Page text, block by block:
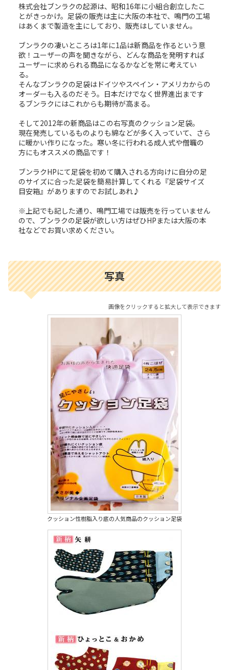
株式会社ブンラクの起源は、昭和16年に小組合創立したこ
とがきっかけ。足袋の販売は主に大阪の本社で、鳴門の工場
はあくまで製造を主にしており、販売はしていません。
ブンラクの凄いところは1年に1品は新商品を作るという意
欲！ユーザーの声を聞きながら、どんな商品を発明すれば
ユーザーに求められる商品になるかなどを常に考えてい
る。
そんなブンラクの足袋はドイツやスペイン・アメリカからの
オーダーも入るのだそう。日本だけでなく世界進出まです
るブンラクにはこれからも期待が高まる。
そして2012年の新商品はこの右写真のクッション足袋。
現在発売しているものよりも綿などが多く入っていて、さら
に暖かい作りになった。寒い冬に行われる成人式や僧職の
方にもオススメの商品です！
ブンラクHPにて足袋を初めて購入される方向けに自分の足
のサイズに合った足袋を簡易計算してくれる『足袋サイズ
目安箱』がありますのでお試しあれ♪
※上記でも記した通り、鳴門工場では販売を行っていません
ので、ブンラクの足袋が欲しい方はぜひHPまたは大阪の本
社などでお買い求めください。
写真
画像をクリックすると拡大して表示できます
クッション性樹脂入り底の人気商品のクッション足袋